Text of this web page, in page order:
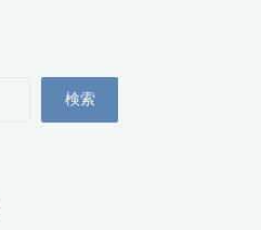
検索